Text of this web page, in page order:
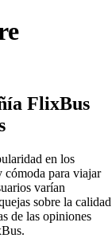
FlixBus
en los
cómoda para viajar
varían
sobre la calidad
de las opiniones